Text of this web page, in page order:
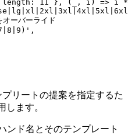
length : 11 }, ( , i ) => i *
ーバーライド
' ,
リートの提案を指定するた
します。
ンド名とそのテンプレート